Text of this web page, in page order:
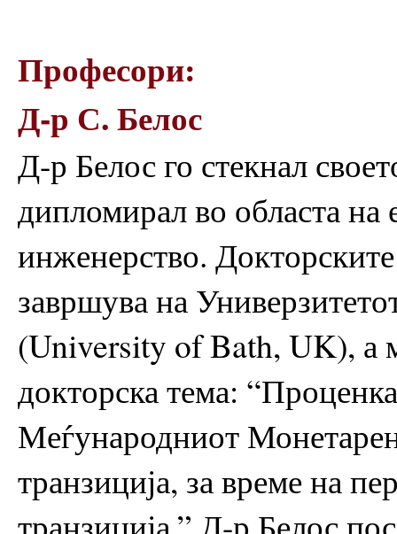
Професори:
Д-р С. Белос
Д-р Белос го стекнал
дипломирал во областа
инженерство.
завршува на
(University of Bath, UK), а
докторска тема:
Меѓународниот
транзиција, за време на